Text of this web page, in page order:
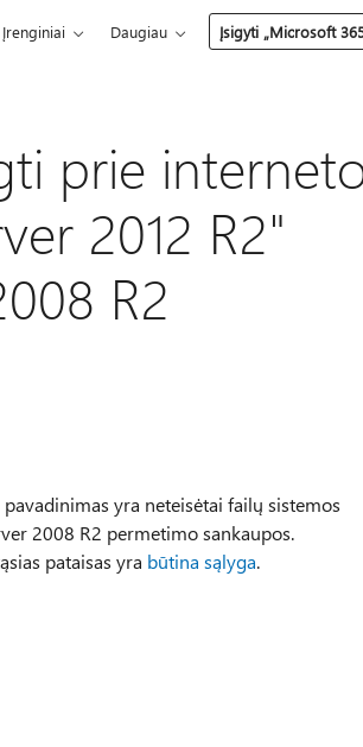
Įrenginiai Daugiau Įsigyti „Microsoft
prie
2012 R2"
R2
yra neteisėtai failų sistemos
2008 R2 permetimo sankaupos.
pataisas yra būtina sąlyga.